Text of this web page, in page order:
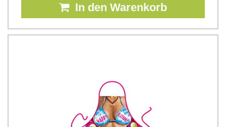
In den Warenkorb